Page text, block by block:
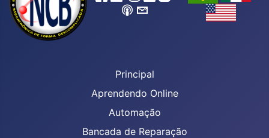
Principal
Aprendendo Online
Automação
Bancada de Reparação